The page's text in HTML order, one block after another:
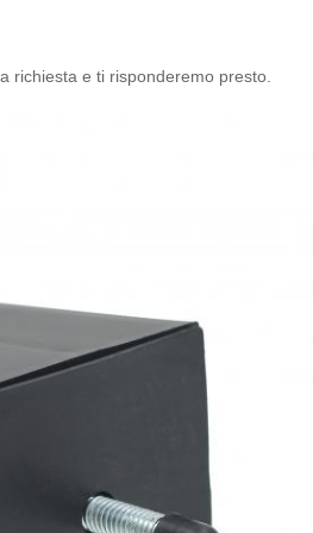
richiesta e ti risponderemo presto.